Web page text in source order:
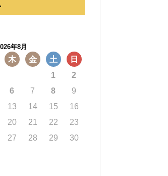
年8月
木 金 土
日
1
2
6 7 8
9
13 14 15
16
20 21 22
23
27 28 29
30